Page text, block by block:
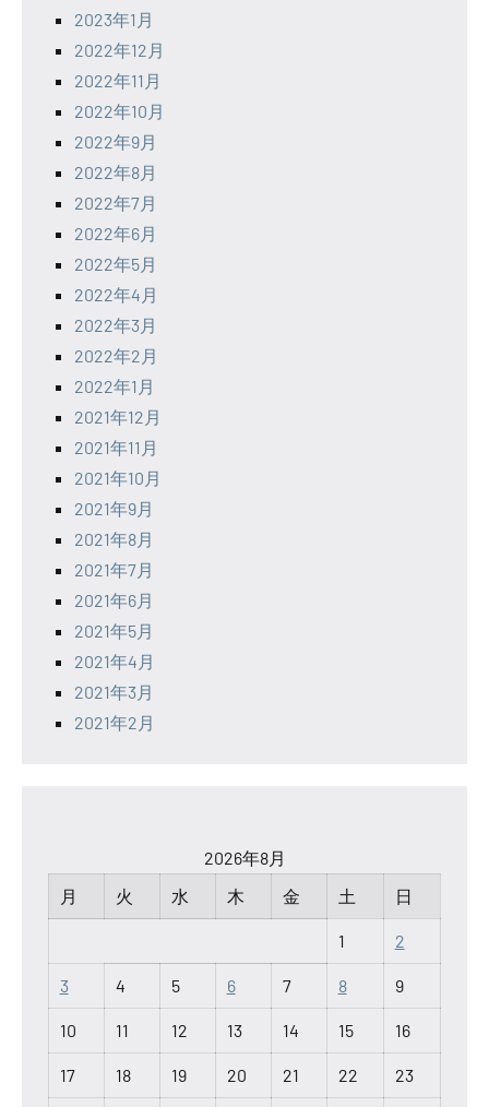
2023年1月
2022年12月
2022年11月
2022年10月
2022年9月
2022年8月
2022年7月
2022年6月
2022年5月
2022年4月
2022年3月
2022年2月
2022年1月
2021年12月
2021年11月
2021年10月
2021年9月
2021年8月
2021年7月
2021年6月
2021年5月
2021年4月
2021年3月
2021年2月
2026年8月
月
火 水 木 金 土 日
1 2
3 4 5 6 7 8 9
10 11 12 13 14 15 16
17 18 19 20 21 22 23